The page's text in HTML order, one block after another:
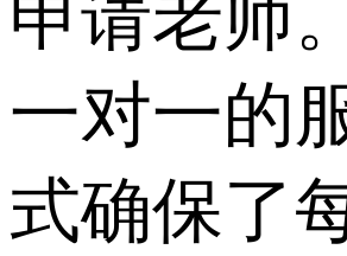
申请老师
一对一的
式确保了